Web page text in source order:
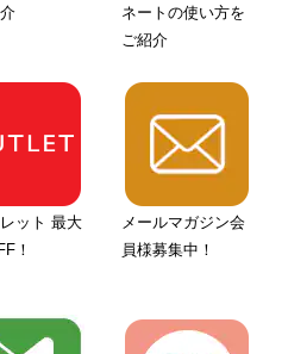
ネートの使い方を
ご紹介
ット 最大
！
メールマガジン会
員様募集中！